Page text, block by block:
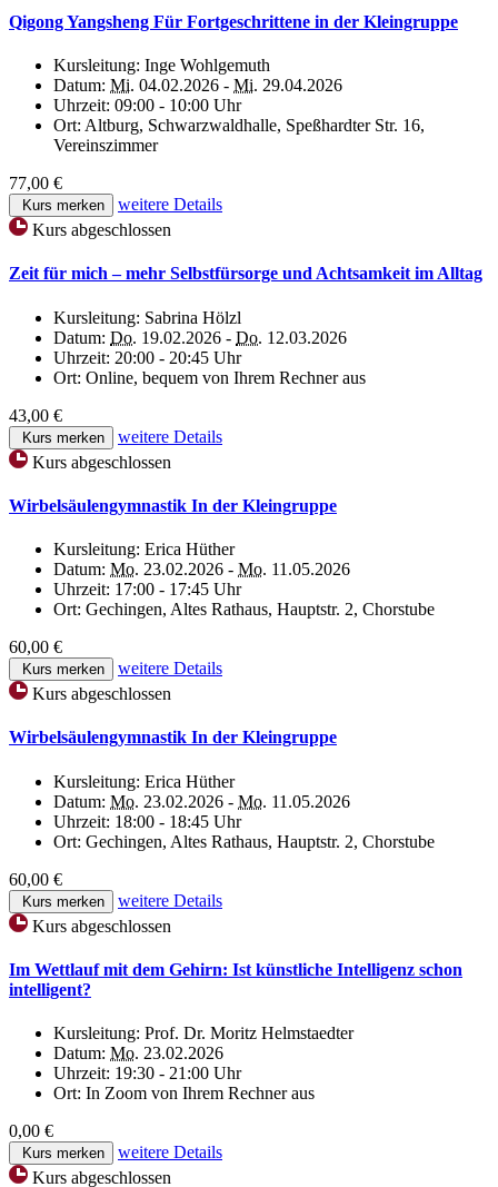
Qigong Yangsheng Für Fortgeschrittene in der Kleingruppe
Kursleitung: Inge Wohlgemuth
Datum: Mi. 04.02.2026 - Mi. 29.04.2026
Uhrzeit: 09:00 - 10:00 Uhr
Ort: Altburg, Schwarzwaldhalle, Speßhardter Str. 16,
Vereinszimmer
77,00 €
Kurs merken
weitere Details
Kurs abgeschlossen
Zeit für mich – mehr Selbstfürsorge und Achtsamkeit im Alltag
Kursleitung: Sabrina Hölzl
Datum: Do. 19.02.2026 - Do. 12.03.2026
Uhrzeit: 20:00 - 20:45 Uhr
Ort: Online, bequem von Ihrem Rechner aus
43,00 €
Kurs merken
weitere Details
Kurs abgeschlossen
Wirbelsäulengymnastik In der Kleingruppe
Kursleitung: Erica Hüther
Datum: Mo. 23.02.2026 - Mo. 11.05.2026
Uhrzeit: 17:00 - 17:45 Uhr
Ort: Gechingen, Altes Rathaus, Hauptstr. 2, Chorstube
60,00 €
Kurs merken
weitere Details
Kurs abgeschlossen
Wirbelsäulengymnastik In der Kleingruppe
Kursleitung: Erica Hüther
Datum: Mo. 23.02.2026 - Mo. 11.05.2026
Uhrzeit: 18:00 - 18:45 Uhr
Ort: Gechingen, Altes Rathaus, Hauptstr. 2, Chorstube
60,00 €
Kurs merken
weitere Details
Kurs abgeschlossen
Im Wettlauf mit dem Gehirn: Ist künstliche Intelligenz schon
intelligent?
Kursleitung: Prof. Dr. Moritz Helmstaedter
Datum: Mo. 23.02.2026
Uhrzeit: 19:30 - 21:00 Uhr
Ort: In Zoom von Ihrem Rechner aus
0,00 €
Kurs merken
weitere Details
Kurs abgeschlossen